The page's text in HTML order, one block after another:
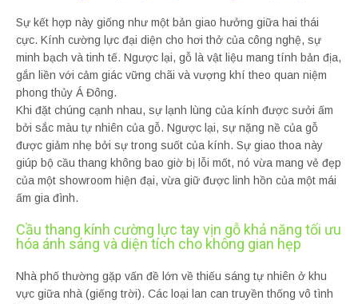
Sự kết hợp này giống như một bản giao hưởng giữa hai thái
cực. Kính cường lực đại diện cho hơi thở của công nghệ, sự
minh bạch và tinh tế. Ngược lại, gỗ là vật liệu mang tính bản địa,
gắn liền với cảm giác vững chãi và vượng khí theo quan niệm
phong thủy Á Đông.
Khi đặt chúng cạnh nhau, sự lạnh lùng của kính được sưởi ấm
bởi sắc màu tự nhiên của gỗ. Ngược lại, sự nặng nề của gỗ
được giảm nhẹ bởi sự trong suốt của kính. Sự giao thoa này
giúp bộ cầu thang không bao giờ bị lỗi mốt, nó vừa mang vẻ đẹp
của một showroom hiện đại, vừa giữ được linh hồn của một mái
ấm gia đình.
Cầu thang kính cường lực tay vịn gỗ khả năng tối ưu
hóa ánh sáng và diện tích cho không gian hẹp
Nhà phố thường gặp vấn đề lớn về thiếu sáng tự nhiên ở khu
vực giữa nhà (giếng trời). Các loại lan can truyền thống vô tình